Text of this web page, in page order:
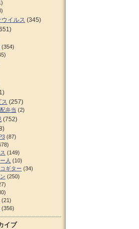
イルス (345)
(354)
ス (257)
弁当 (2)
(752)
(87)
(149)
人 (10)
ギター (34)
(250)
(21)
(356)
イブ